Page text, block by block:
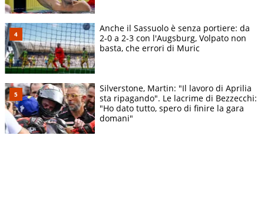
Anche il Sassuolo è senza portiere: da
2-0 a 2-3 con l'Augsburg, Volpato non
basta, che errori di Muric
Silverstone, Martin: "Il lavoro di Aprilia
sta ripagando". Le lacrime di Bezzecchi:
"Ho dato tutto, spero di finire la gara
domani"